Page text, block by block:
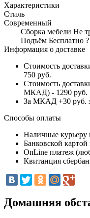
Характеристики
Стиль
Современный
Сборка мебели Не
Подъём Бесплатно ?
Информация о доставке
Стоимость
750 руб.
Стоимость
МКАД) - 1290 руб.
За МКАД +30 руб.
Способы оплаты
Наличные курьеру
Банковской
OnLine платеж
Квитанция
Домашняя